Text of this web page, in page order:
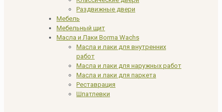
Раздвижные двери
Мебель
Мебельный щит
Масла и Лаки Borma Wachs
Масла и лаки для внутренних
работ
Масла и лаки для наружных работ
Масла и лаки для паркета
Реставрация
Шпатлевки